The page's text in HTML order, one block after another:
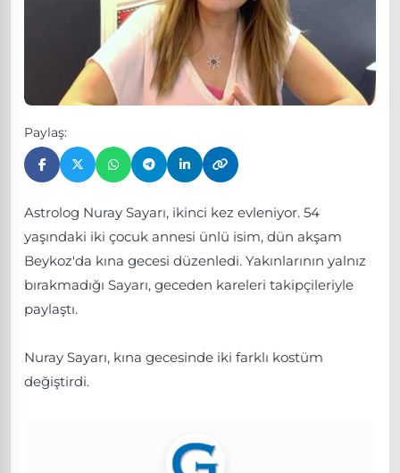
Paylaş:
Astrolog Nuray Sayarı, ikinci kez evleniyor. 54
yaşındaki iki çocuk annesi ünlü isim, dün akşam
Beykoz'da kına gecesi düzenledi. Yakınlarının yalnız
bırakmadığı Sayarı, geceden kareleri takipçileriyle
paylaştı.
Nuray Sayarı, kına gecesinde iki farklı kostüm
değiştirdi.